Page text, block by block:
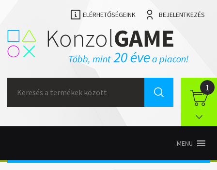
ELÉRHETŐSÉGEINK BEJELENTKEZÉS
for:
1
MENU